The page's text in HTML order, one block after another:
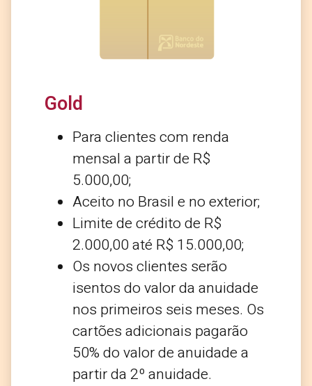
Gold
Para clientes com renda
mensal a partir de R$
5.000,00;
Aceito no Brasil e no exterior;
Limite de crédito de R$
2.000,00 até R$ 15.000,00;
Os novos clientes serão
isentos do valor da anuidade
nos primeiros seis meses. Os
cartões adicionais pagarão
50% do valor de anuidade a
partir da 2º anuidade.